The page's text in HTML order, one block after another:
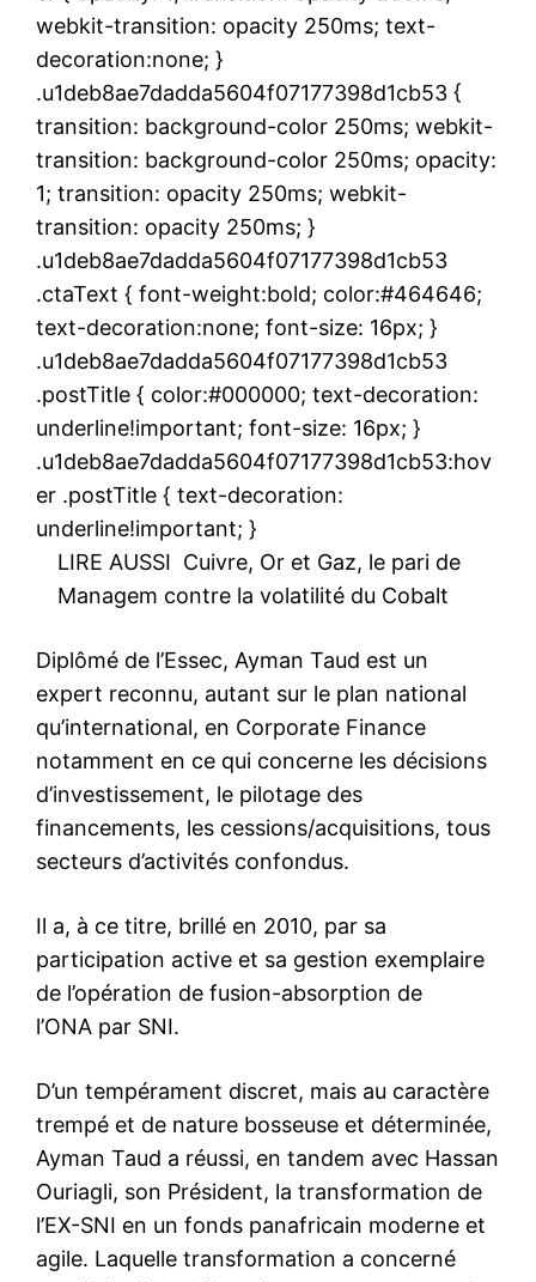
webkit-transition: opacity 250ms; text-
decoration:none; }
.u1deb8ae7dadda5604f07177398d1cb53 {
transition: background-color 250ms; webkit-
transition: background-color 250ms; opacity:
1; transition: opacity 250ms; webkit-
transition: opacity 250ms; }
.u1deb8ae7dadda5604f07177398d1cb53
.ctaText { font-weight:bold; color:#464646;
text-decoration:none; font-size: 16px; }
.u1deb8ae7dadda5604f07177398d1cb53
.postTitle { color:#000000; text-decoration:
underline!important; font-size: 16px; }
.u1deb8ae7dadda5604f07177398d1cb53:hov
er .postTitle { text-decoration:
underline!important; }
LIRE AUSSI Cuivre, Or et Gaz, le pari de
Managem contre la volatilité du Cobalt
Diplômé de l’Essec, Ayman Taud est un
expert reconnu, autant sur le plan national
qu’international, en Corporate Finance
notamment en ce qui concerne les décisions
d’investissement, le pilotage des
financements, les cessions/acquisitions, tous
secteurs d’activités confondus.
Il a, à ce titre, brillé en 2010, par sa
participation active et sa gestion exemplaire
de l’opération de fusion-absorption de
l’ONA par SNI.
D’un tempérament discret, mais au caractère
trempé et de nature bosseuse et déterminée,
Ayman Taud a réussi, en tandem avec Hassan
Ouriagli, son Président, la transformation de
l’EX-SNI en un fonds panafricain moderne et
agile. Laquelle transformation a concerné